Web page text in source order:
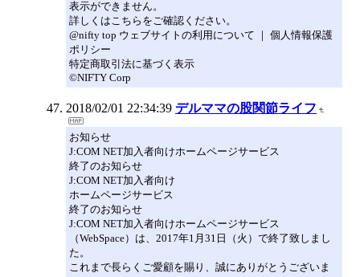
表示ができません。
詳しくはこちらをご確認ください。
@nifty top ウェブサイトの利用について ｜ 個人情報保護
ポリシー
特定商取引法に基づく表示
©NIFTY Corp
2018/02/01 22:34:39 デルママの股関節ライフ
お知らせ
J:COM NET加入者向けホームページサービス
終了のお知らせ
J:COM NET加入者向け
ホームページサービス
終了のお知らせ
J:COM NET加入者向けホームページサービス
（WebSpace）は、2017年1月31日（火）で終了致しまし
た。
これまで長らくご愛顧を賜り、誠にありがとうございま